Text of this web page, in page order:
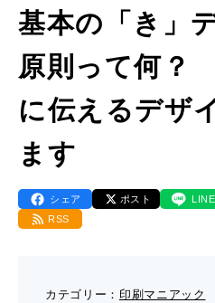
- オンデマンド印刷
- 高精細印刷
- アクセス
- CSR活動
- 映像・動画制作
- ぎぞらーず
- デザイン
- 販促グッズ
- お問い合わせ
- 工場見学のお問い合わせ
- 採用お問い合わせ
- 資料ダウンロードTOP
お知らせ
ブログ（印刷マニアック）
工場見学
蔦重プロジェクト
サイトマップ
基本の「き」
原則って何？
に伝えるデザ
ます
シェア ポスト
RSS
カテゴリー： 印刷マニアック